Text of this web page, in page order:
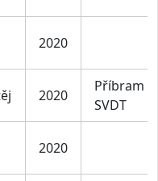
2020
2020
Příbram
SVDT
2020